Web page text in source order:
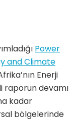
Power
and Climate
Enerji
raporun devamı
kadar
bölgelerinde